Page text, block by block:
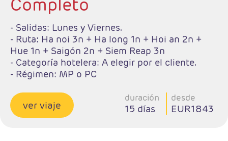
Completo
- Salidas: Lunes y Viernes.
- Ruta: Ha noi 3n + Ha long 1n + Hoi an 2n +
Hue 1n + Saigón 2n + Siem Reap 3n
- Categoría hotelera: A elegir por el cliente.
- Régimen: MP o PC
duración
15 días
desde
EUR1843
ver viaje